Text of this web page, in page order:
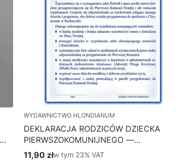
WYDAWNICTWO HLONDIANUM
DEKLARACJA RODZICÓW DZIECKA
PIERWSZOKOMUNIJNEGO —
Wydawnictwo Hlondianum - druk
parafialny, paczka 50 szt.
Cena brutto
11,90 złw tym %s VAT
w tym 23% VAT